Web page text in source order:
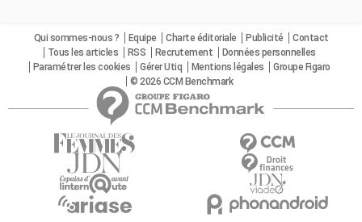
Qui sommes-nous ? Equipe Charte éditoriale Publicité
Contact
Tous les articles
RSS Recrutement
Données personnelles
Paramétrer les cookies
Gérer Utiq Mentions légales
Groupe Figaro
© 2026 CCM Benchmark